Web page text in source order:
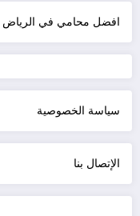
افضل محامي في الرياض
سياسة الخصوصية
الإتصال بنا